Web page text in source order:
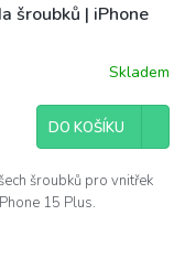
šroubků | iPhone
Skladem
DO KOŠÍKU
šroubků pro vnitřek
15 Plus.